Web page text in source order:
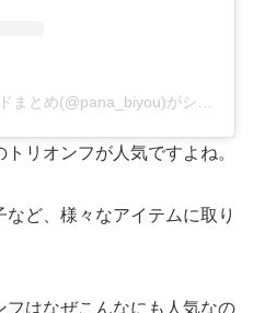
パナ｜美容・コスメ・トレンドまとめ(@pana_biyou)がシェアした投稿
リオンフが人気ですよね。
ど、様々なアイテムに取り
はなぜこんなにも人気なの